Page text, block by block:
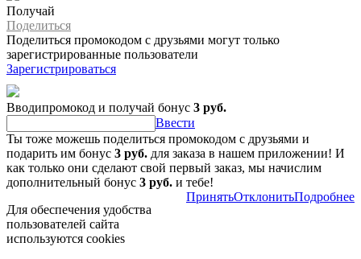
Получай
Поделиться
Поделиться промокодом с друзьями могут только
зарегистрированные пользователи
Зарегистрироваться
Вводипромокод и получай бонус 3 руб.
Ввести
Ты тоже можешь поделиться промокодом с друзьями и
подарить им бонус 3 руб. для заказа в нашем приложении! И
как только они сделают свой первый заказ, мы начислим
дополнительный бонус 3 руб. и тебе!
Для обеспечения удобства
пользователей сайта
используются cookies
ПринятьОтклонитьПодробнее